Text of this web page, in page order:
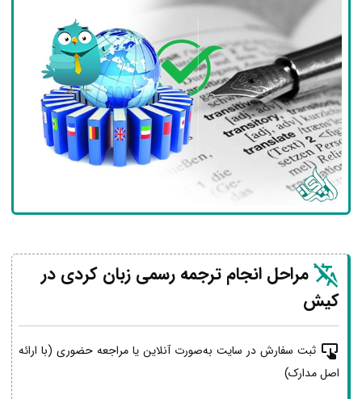
مراحل انجام ترجمه رسمی زبان کردی در
کیش
ثبت سفارش در سایت به‌صورت آنلاین یا مراجعه حضوری (با ارائه
اصل مدارک)